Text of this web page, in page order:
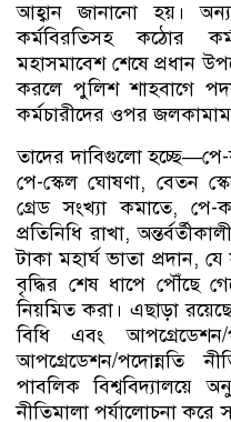
আহ্বান জানানো হয়।
কর্মবিরতিসহ কঠোর
মহাসমাবেশ শেষে প্রধান
করলে পুলিশ শাহবাগে
কর্মচারীদের ওপর জলকামাম
তাদের দাবিগুলো
পে-স্কেল ঘোষণা, বেতন
গ্রেড সংখ্যা কমাতে, পে-
প্রতিনিধি রাখা,
টাকা মহার্ঘ ভাতা প্রদান,
বৃদ্ধির শেষ ধাপে পৌঁছে
নিয়মিত করা। এছাড়া
বিধি এবং আপগ্রেডেশন/
আপগ্রেডেশন/পদোন্নতি
পাবলিক বিশ্ববিদ্যালয়ে
নীতিমালা পর্যালোচনা করে